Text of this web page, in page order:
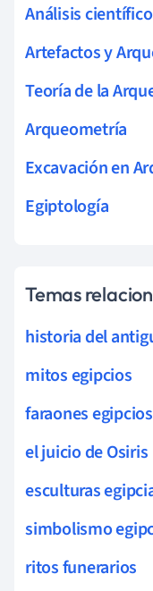
Análisis
Artefactos y
Teoría de la
Arqueometría
Excavación en
Egiptología
Temas
historia del
mitos egipcios
faraones egipcios
el juicio de Osiris
esculturas
simbolismo
ritos funerarios